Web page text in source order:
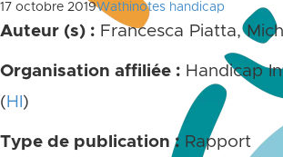
17 octobre 2019Wathinotes handicap
Auteur (s) : Francesca Piatta,
Organisation affiliée : Handicap
( HI )
Type de publication : Rapport